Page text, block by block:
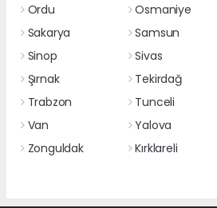
Ordu
Osmaniye
Sakarya
Samsun
Sinop
Sivas
Şırnak
Tekirdağ
Trabzon
Tunceli
Van
Yalova
Zonguldak
Kırklareli